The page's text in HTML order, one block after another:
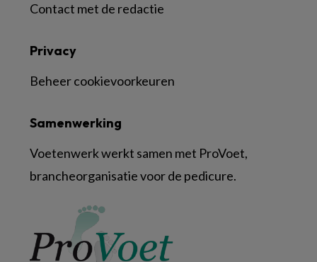
Contact met de redactie
Samenwerking
Voetenwerk werkt samen met ProVoet,
brancheorganisatie voor de pedicure.
Privacy
Beheer cookievoorkeuren